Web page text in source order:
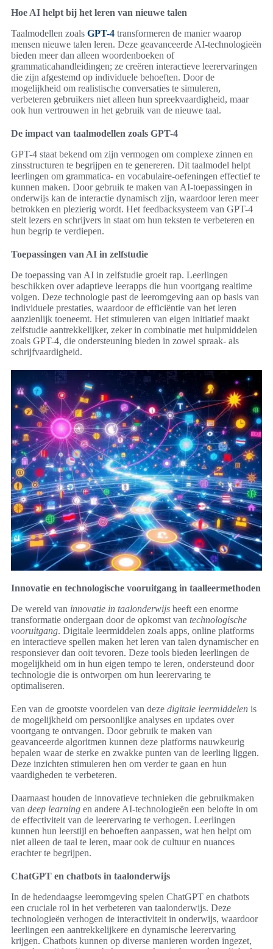
Hoe AI helpt bij het leren van nieuwe talen
Taalmodellen zoals GPT-4 transformeren de manier waarop
mensen nieuwe talen leren. Deze geavanceerde AI-technologieën
bieden meer dan alleen woordenboeken of
grammaticahandleidingen; ze creëren interactieve leerervaringen
die zijn afgestemd op individuele behoeften. Door de
mogelijkheid om realistische conversaties te simuleren,
verbeteren gebruikers niet alleen hun spreekvaardigheid, maar
ook hun vertrouwen in het gebruik van de nieuwe taal.
De impact van taalmodellen zoals GPT-4
GPT-4 staat bekend om zijn vermogen om complexe zinnen en
zinsstructuren te begrijpen en te genereren. Dit taalmodel helpt
leerlingen om grammatica- en vocabulaire-oefeningen effectief te
kunnen maken. Door gebruik te maken van AI-toepassingen in
onderwijs kan de interactie dynamisch zijn, waardoor leren meer
betrokken en plezierig wordt. Het feedbacksysteem van GPT-4
stelt lezers en schrijvers in staat om hun teksten te verbeteren en
hun begrip te verdiepen.
Toepassingen van AI in zelfstudie
De toepassing van AI in zelfstudie groeit rap. Leerlingen
beschikken over adaptieve leerapps die hun voortgang realtime
volgen. Deze technologie past de leeromgeving aan op basis van
individuele prestaties, waardoor de efficiëntie van het leren
aanzienlijk toeneemt. Het stimuleren van eigen initiatief maakt
zelfstudie aantrekkelijker, zeker in combinatie met hulpmiddelen
zoals GPT-4, die ondersteuning bieden in zowel spraak- als
schrijfvaardigheid.
Innovatie en technologische vooruitgang in taalleermethoden
De wereld van innovatie in taalonderwijs heeft een enorme
transformatie ondergaan door de opkomst van technologische
vooruitgang. Digitale leermiddelen zoals apps, online platforms
en interactieve spellen maken het leren van talen dynamischer en
responsiever dan ooit tevoren. Deze tools bieden leerlingen de
mogelijkheid om in hun eigen tempo te leren, ondersteund door
technologie die is ontworpen om hun leerervaring te
optimaliseren.
Een van de grootste voordelen van deze digitale leermiddelen is
de mogelijkheid om persoonlijke analyses en updates over
voortgang te ontvangen. Door gebruik te maken van
geavanceerde algoritmen kunnen deze platforms nauwkeurig
bepalen waar de sterke en zwakke punten van de leerling liggen.
Deze inzichten stimuleren hen om verder te gaan en hun
vaardigheden te verbeteren.
Daarnaast houden de innovatieve technieken die gebruikmaken
van deep learning en andere AI-technologieën een belofte in om
de effectiviteit van de leerervaring te verhogen. Leerlingen
kunnen hun leerstijl en behoeften aanpassen, wat hen helpt om
niet alleen de taal te leren, maar ook de cultuur en nuances
erachter te begrijpen.
ChatGPT en chatbots in taalonderwijs
In de hedendaagse leeromgeving spelen ChatGPT en chatbots
een cruciale rol in het verbeteren van taalonderwijs. Deze
technologieën verhogen de interactiviteit in onderwijs, waardoor
leerlingen een aantrekkelijkere en dynamische leerervaring
krijgen. Chatbots kunnen op diverse manieren worden ingezet,